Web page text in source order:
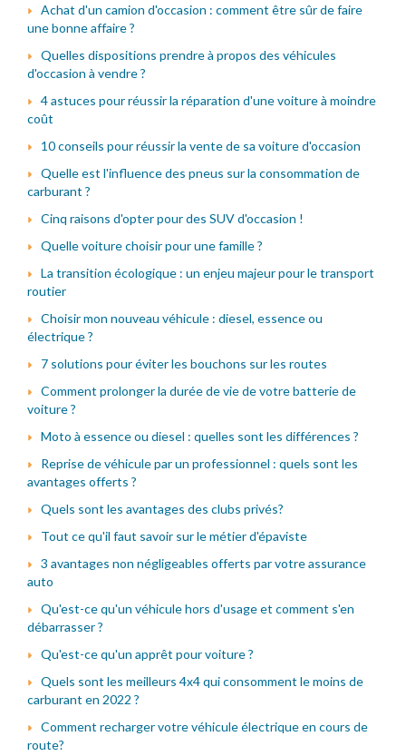
Achat d'un camion d'occasion : comment être sûr de faire
une bonne affaire ?
Quelles dispositions prendre à propos des véhicules
d'occasion à vendre ?
4 astuces pour réussir la réparation d'une voiture à moindre
coût
10 conseils pour réussir la vente de sa voiture d'occasion
Quelle est l'influence des pneus sur la consommation de
carburant ?
Cinq raisons d'opter pour des SUV d'occasion !
Quelle voiture choisir pour une famille ?
La transition écologique : un enjeu majeur pour le transport
routier
Choisir mon nouveau véhicule : diesel, essence ou
électrique ?
7 solutions pour éviter les bouchons sur les routes
Comment prolonger la durée de vie de votre batterie de
voiture ?
Moto à essence ou diesel : quelles sont les différences ?
Reprise de véhicule par un professionnel : quels sont les
avantages offerts ?
Quels sont les avantages des clubs privés?
Tout ce qu'il faut savoir sur le métier d'épaviste
3 avantages non négligeables offerts par votre assurance
auto
Qu'est-ce qu'un véhicule hors d'usage et comment s'en
débarrasser ?
Qu'est-ce qu'un apprêt pour voiture ?
Quels sont les meilleurs 4x4 qui consomment le moins de
carburant en 2022 ?
Comment recharger votre véhicule électrique en cours de
route?